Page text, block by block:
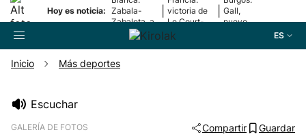
Hoy es noticia: Zabala-
Zabaleta, a
la final
victoria de
Le Court-
Pienaar
Gall,
nuevo
ES
Inicio Más deportes
Escuchar
GALERÍA DE FOTOS Compartir Guardar